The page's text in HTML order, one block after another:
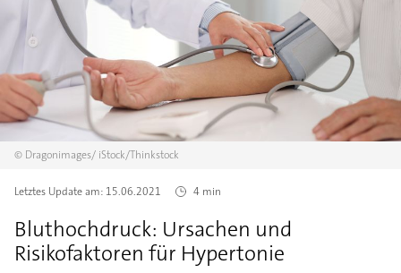
© Dragonimages/ iStock/Thinkstock
Letztes Update am: 15.06.2021 4 min
Bluthochdruck: Ursachen und
Risikofaktoren für Hypertonie